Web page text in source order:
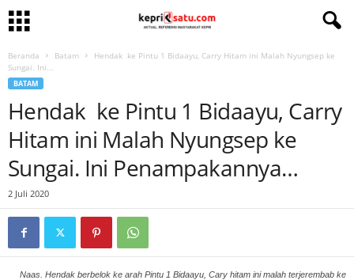
Beranda Batam
Hendak ke Pintu 1 Bidaayu, Carry Hitam ini Malah Nyungsep ke
Sungai. Ini...
BATAM
Hendak ke Pintu 1 Bidaayu, Carry
Hitam ini Malah Nyungsep ke
Sungai. Ini Penampakannya…
2 Juli 2020
Naas. Hendak berbelok ke arah Pintu 1 Bidaayu, Cary hitam ini malah terjerembab ke